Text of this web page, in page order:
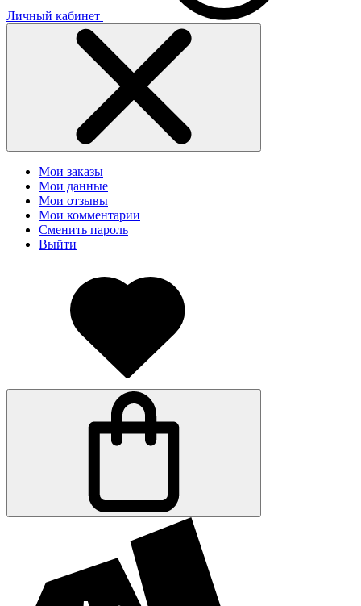
Личный кабинет
Мои заказы
Мои данные
Мои отзывы
Мои комментарии
Сменить пароль
Выйти